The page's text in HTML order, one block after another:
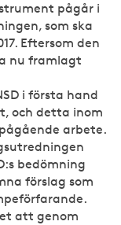
pågår i
som ska
Eftersom den
nu framlagt
i första hand
och detta inom
arbete.
bedömning
förslag som
att genom